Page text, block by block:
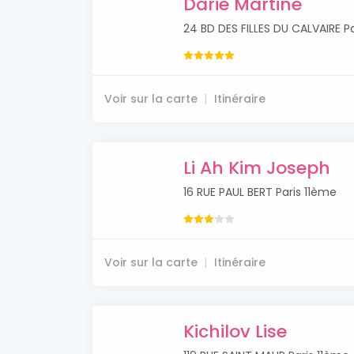
24 BD DES FILLES DU CALVAIRE
Voir sur la carte Itinéraire
Li Ah Kim Joseph
16 RUE PAUL BERT Paris 11ème
Voir sur la carte Itinéraire
Kichilov Lise